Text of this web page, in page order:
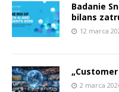
Badanie
bilans
12 marca
2 marca